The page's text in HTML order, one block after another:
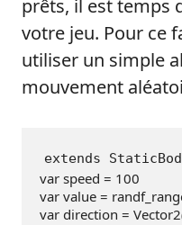
prêts, il est temps
votre jeu. Pour ce
utiliser un simple
mouvement
extends
var speed = 100
var value =
var direction =